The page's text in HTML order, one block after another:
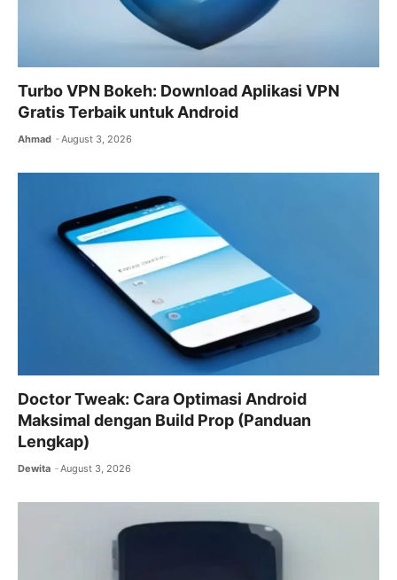
Turbo VPN Bokeh: Download Aplikasi VPN
Gratis Terbaik untuk Android
Ahmad August 3, 2026
Doctor Tweak: Cara Optimasi Android
Maksimal dengan Build Prop (Panduan
Lengkap)
Dewita August 3, 2026